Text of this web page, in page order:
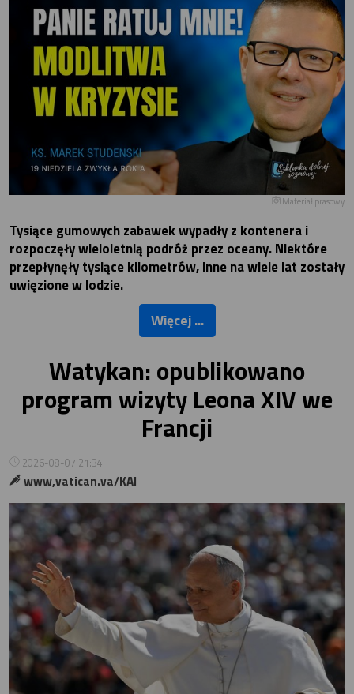
Materiał prasowy
Tysiące gumowych zabawek wypadły z kontenera i
rozpoczęły wieloletnią podróż przez oceany. Niektóre
przepłynęły tysiące kilometrów, inne na wiele lat zostały
uwięzione w lodzie.
Więcej ...
Watykan: opublikowano
program wizyty Leona XIV we
Francji
2026-08-07 21:34
www,vatican.va/KAI